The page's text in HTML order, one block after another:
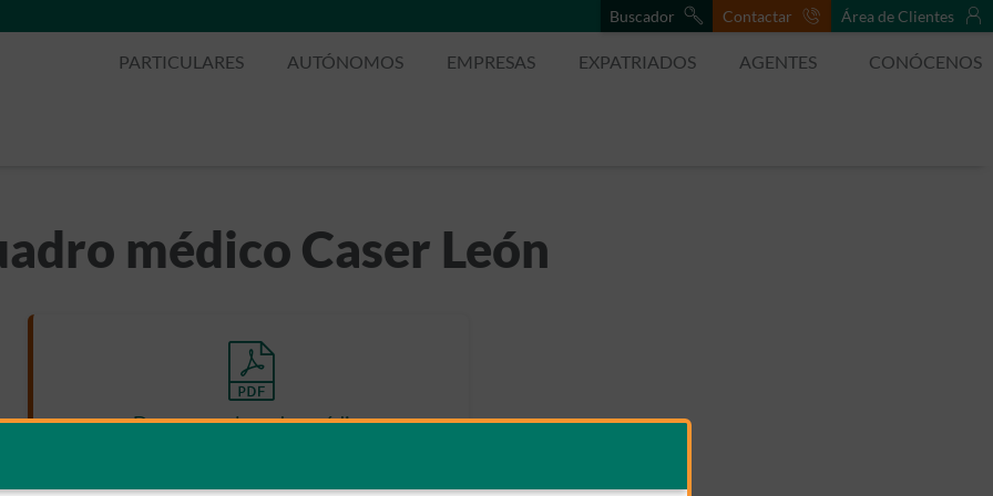
Buscador Contactar Área de Clientes
PARTICULARES AUTÓNOMOS EMPRESAS EXPATRIADOS AGENTES CONÓCENOS
médico Caser León
Descargar el cuadro médico